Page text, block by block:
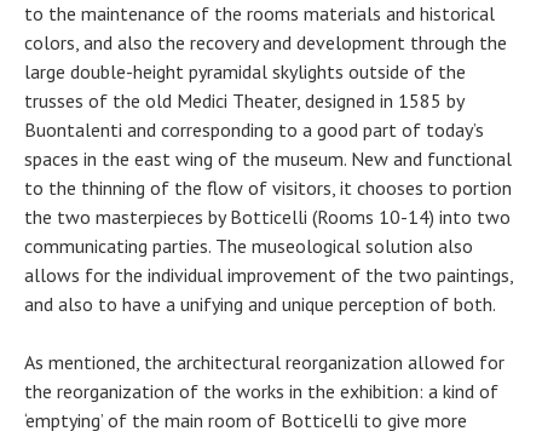
to the maintenance of the rooms materials and historical
colors, and also the recovery and development through the
large double-height pyramidal skylights outside of the
trusses of the old Medici Theater, designed in 1585 by
Buontalenti and corresponding to a good part of today’s
spaces in the east wing of the museum. New and functional
to the thinning of the flow of visitors, it chooses to portion
the two masterpieces by Botticelli (Rooms 10-14) into two
communicating parties. The museological solution also
allows for the individual improvement of the two paintings,
and also to have a unifying and unique perception of both.
As mentioned, the architectural reorganization allowed for
the reorganization of the works in the exhibition: a kind of
‘emptying’ of the main room of Botticelli to give more